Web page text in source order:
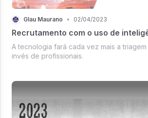
Glau Maurano • 02/04/2023
Recrutamento com o uso de
A tecnologia fará cada vez mais a
invés de profissionais.